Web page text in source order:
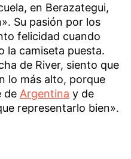
en Berazategui,
Su pasión por los
felicidad cuando
la camiseta puesta.
de River, siento que
lo más alto, porque
de Argentina y de
representarlo bien».